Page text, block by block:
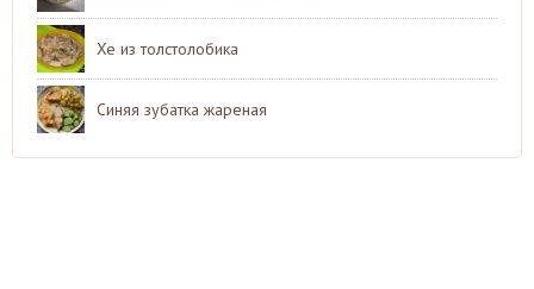
Хе из толстолобика
Синяя зубатка жареная